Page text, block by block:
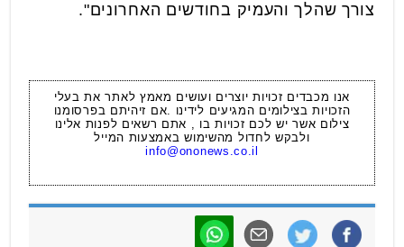
צורך שהלך והעמיק בחודשים האחרונים".
אנו מכבדים זכויות יוצרים ועושים מאמץ לאתר את בעלי
הזכויות בצילומים המגיעים לידינו .אם זיהיתם בפרסומנו
צילום אשר יש לכם זכויות בו , אתם רשאים לפנות אלינו
ולבקש לחדול מהשימוש באמצעות המייל
info@ononews.co.il